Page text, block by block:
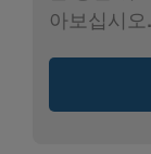
아보십시오.